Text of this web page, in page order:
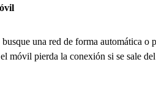
una red de forma automática o
móvil pierda la conexión si se sale